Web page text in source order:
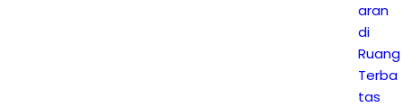
aran
di
Ruang
Terba
tas